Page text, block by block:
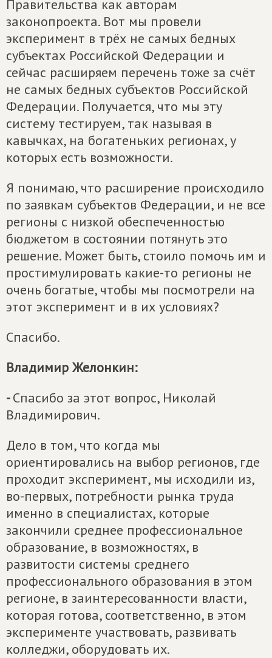
Правительства как авторам
законопроекта. Вот мы провели
эксперимент в трёх не самых бедных
субъектах Российской Федерации и
сейчас расширяем перечень тоже за счёт
не самых бедных субъектов Российской
Федерации. Получается, что мы эту
систему тестируем, так называя в
кавычках, на богатеньких регионах, у
которых есть возможности.
Я понимаю, что расширение происходило
по заявкам субъектов Федерации, и не все
регионы с низкой обеспеченностью
бюджетом в состоянии потянуть это
решение. Может быть, стоило помочь им и
простимулировать какие-то регионы не
очень богатые, чтобы мы посмотрели на
этот эксперимент и в их условиях?
Спасибо.
Владимир Желонкин:
-Спасибо за этот вопрос, Николай
Владимирович.
Дело в том, что когда мы
ориентировались на выбор регионов, где
проходит эксперимент, мы исходили из,
во-первых, потребности рынка труда
именно в специалистах, которые
закончили среднее профессиональное
образование, в возможностях, в
развитости системы среднего
профессионального образования в этом
регионе, в заинтересованности власти,
которая готова, соответственно, в этом
эксперименте участвовать, развивать
колледжи, оборудовать их.